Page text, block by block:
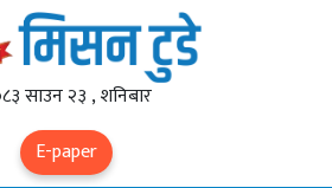
साउन २३ , शनिबार
E-paper